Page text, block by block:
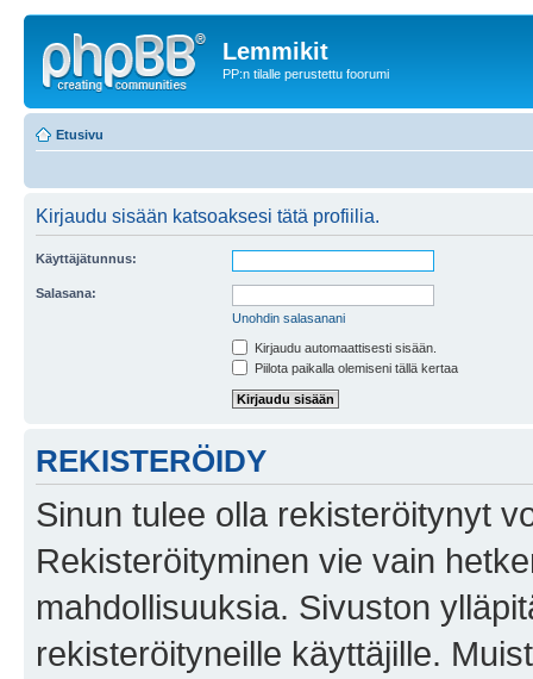
Lemmikit
PP:n tilalle perustettu foorumi
Etusivu
Kirjaudu sisään katsoaksesi tätä profiilia.
Käyttäjätunnus:
Salasana:
Unohdin salasanani
Kirjaudu automaattisesti sisään.
Piilota paikalla olemiseni tällä kertaa
REKISTERÖIDY
Sinun tulee olla rekisteröitynyt
Rekisteröityminen vie vain
mahdollisuuksia. Sivuston
rekisteröityneille käyttäjille.